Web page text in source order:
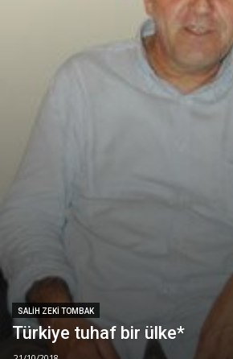
SALIH ZEKI TOMBAK
Türkiye tuhaf bir ülke*